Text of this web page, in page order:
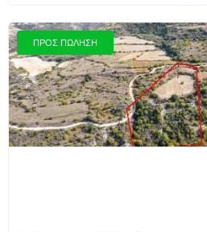
ΠΡΟΣ ΠΩΛΗΣΗ
Προηγούμενο